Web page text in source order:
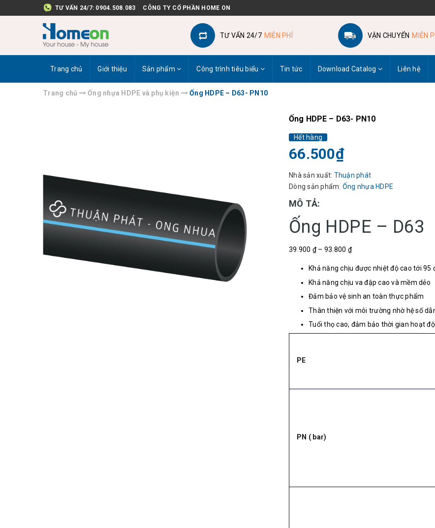
TƯ VẤN 24/7: 0904.508.083 CÔNG TY CỔ PHẦN HOME ON
TƯ VẤN 24/7 MIỄN PHÍ VẬN CHUYỂN MIỄN
Trang chủ Giới thiệu Sản phẩm Công trình tiêu biểu Tin tức Download Catalog Liên hệ
Trang chủ Ống nhựa HDPE và phụ kiện Ống HDPE – D63- PN10
Ống HDPE – D63- PN10
Hết hàng
66.500₫
Nhà sản xuất: Thuận phát
Dòng sản phẩm: Ống nhựa HDPE
MÔ TẢ:
Ống HDPE – D63
39.900 ₫ – 93.800 ₫
Khả năng chịu được nhiệt độ cao tới 95
Khả năng chịu va đập cao và mềm dẻo
Đảm bảo vệ sinh an toàn thực phẩm
Thân thiện với môi trường nhờ hệ số
Tuổi thọ cao, đảm bảo thời gian hoạt
PE
PN ( bar)